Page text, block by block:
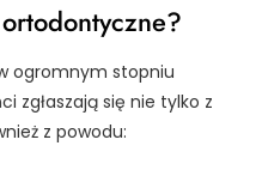
ogromnym stopniu
zgłaszają się nie tylko z
z powodu: